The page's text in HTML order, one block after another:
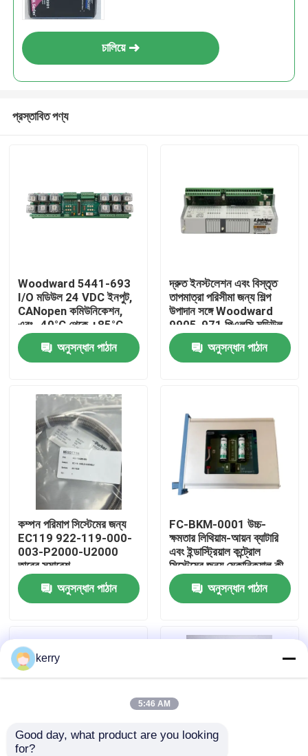
বাড়ি
পণ্য
ভিডিও
আমাদের সম্পর্কে
কারখানা ভ্রমণ
মান নিয়ন্ত্রণ
ব্লগ
ABB 800xa
চালিয়ে
প্রস্তাবিত পণ্য
Woodward 5441-693
I/O মডিউল 24 VDC ইনপুট,
CANopen কমিউনিকেশন,
এবং -40°C থেকে +85°C
অপারেটিং রেঞ্জ সহ
অনুসন্ধান পাঠান
দ্রুত ইনস্টলেশন এবং বিস্তৃত
তাপমাত্রা পরিসীমা জন্য শিল্প
উপাদান সঙ্গে Woodward
9905-971 পিএলসি মডিউল
অনুসন্ধান পাঠান
কম্পন পরিমাপ সিস্টেমের জন্য
EC119 922-119-000-
003-P2000-U2000
তারের সমাবেশ
অনুসন্ধান পাঠান
FC-BKM-0001 উচ্চ-
ক্ষমতার লিথিয়াম-আয়ন ব্যাটারি
এবং ইন্ডাস্ট্রিয়াল কন্ট্রোল
সিস্টেমের জন্য মেকানিক্যাল কী
সুইচ সহ ব্যাটারি এবং কী সুইচ
মডিউল
অনুসন্ধান পাঠান
kerry
5:46 AM
Good day, what product are you looking
for?